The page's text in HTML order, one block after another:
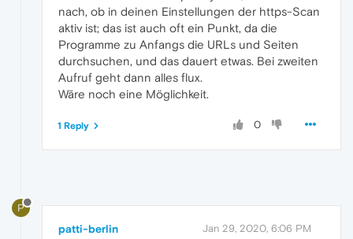
nach, ob in deinen Einstellungen der https-Scan
aktiv ist; das ist auch oft ein Punkt, da die
Programme zu Anfangs die URLs und Seiten
durchsuchen, und das dauert etwas. Bei zweiten
Aufruf geht dann alles flux.
Wäre noch eine Möglichkeit.
0
1 Reply
P
patti-berlin Jan 29, 2020, 6:06 PM